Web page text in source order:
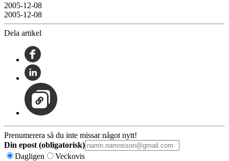
2005-12-08
2005-12-08
Dela artikel
Prenumerera så du inte missar något nytt!
Din epost (obligatorisk)
Dagligen
Veckovis